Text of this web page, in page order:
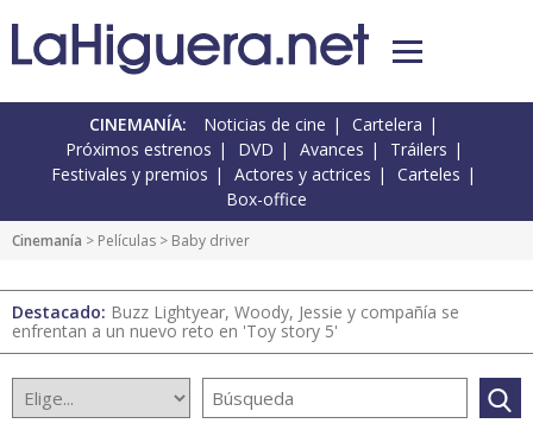
CINEMANÍA: Noticias de cine
Cartelera
Próximos estrenos
DVD Avances
Tráilers
Festivales y premios
Actores y actrices
Carteles
Box-office
Cinemanía > Películas > Baby driver
Destacado: Buzz Lightyear, Woody, Jessie y compañía se
enfrentan a un nuevo reto en 'Toy story 5'